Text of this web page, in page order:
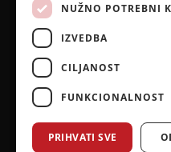
NUŽNO POTREBNI
IZVEDBA
CILJANOST
FUNKCIONALNOST
PRIHVATI SVE